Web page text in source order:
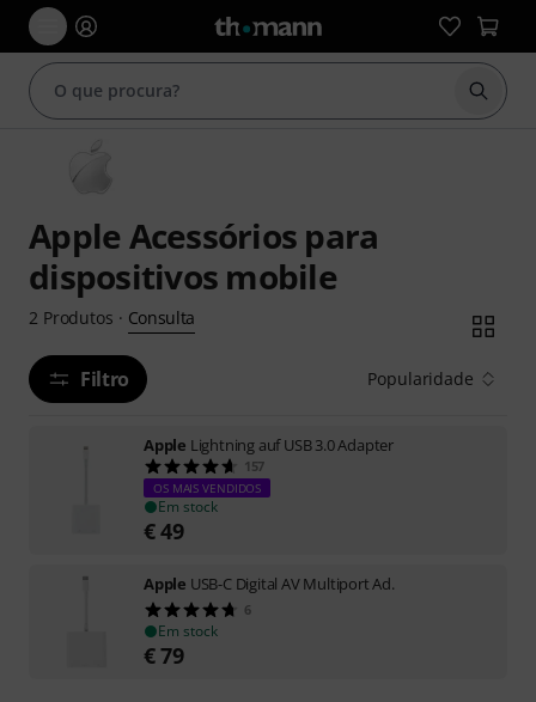
Iniciar
Apple Acessórios para
dispositivos mobile
2 Produtos · Consulta
Filtro Popularidade
Apple Lightning auf USB 3.0 Adapter
157
OS MAIS VENDIDOS
Em stock
€49
Apple USB-C Digital AV Multiport Ad.
6
Em stock
€79